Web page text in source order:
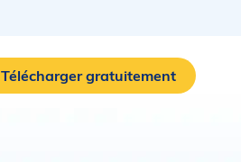
Télécharger gratuitement